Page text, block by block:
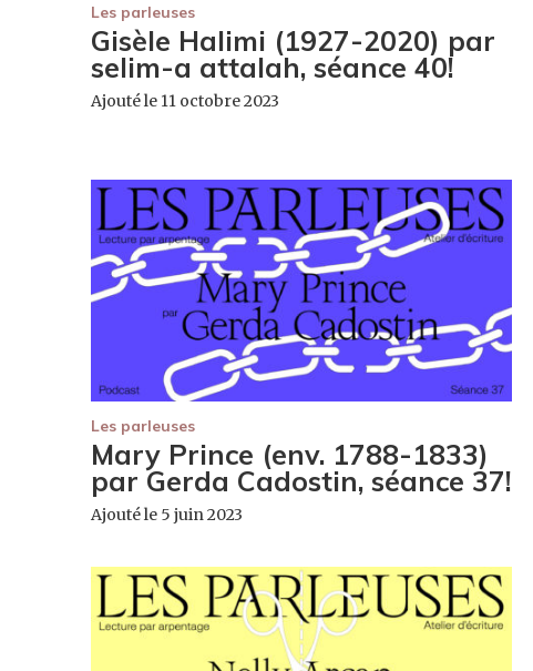
Les parleuses
Gisèle Halimi (1927-2020) par
selim-a attalah, séance 40!
Ajouté le 11 octobre 2023
Les parleuses
Mary Prince (env. 1788-1833)
par Gerda Cadostin, séance 37!
Ajouté le 5 juin 2023